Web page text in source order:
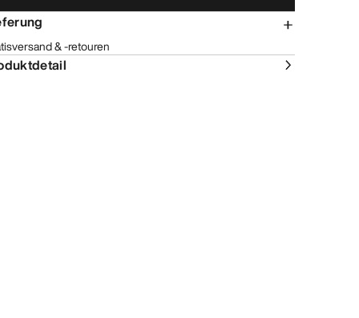
& -retouren